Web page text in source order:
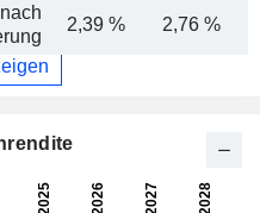
2,39 % 2,76 %